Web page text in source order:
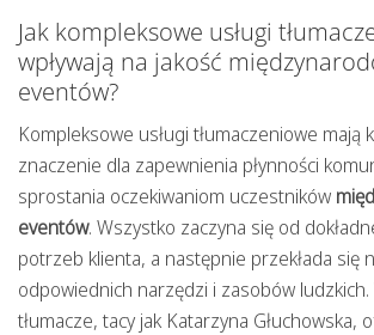
Jak kompleksowe usługi
wpływają na jakość
eventów?
Kompleksowe usługi tłumaczeniowe mają
znaczenie dla zapewnienia płynności
sprostania oczekiwaniom uczestników
eventów. Wszystko zaczyna się od
potrzeb klienta, a następnie przekłada się
odpowiednich narzędzi i zasobów ludzkich.
tłumacze, tacy jak Katarzyna Głuchowska,